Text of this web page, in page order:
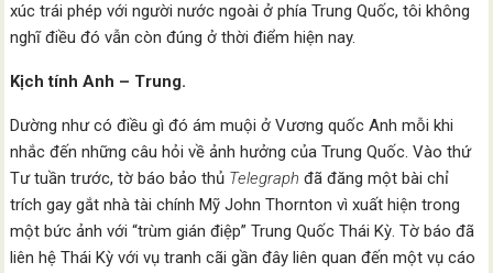
xúc trái phép với người nước ngoài ở phía Trung Quốc, tôi không
nghĩ điều đó vẫn còn đúng ở thời điểm hiện nay.
Kịch tính Anh – Trung.
Dường như có điều gì đó ám muội ở Vương quốc Anh mỗi khi
nhắc đến những câu hỏi về ảnh hưởng của Trung Quốc. Vào thứ
Tư tuần trước, tờ báo bảo thủ Telegraph đã đăng một bài chỉ
trích gay gắt nhà tài chính Mỹ John Thornton vì xuất hiện trong
một bức ảnh với “trùm gián điệp” Trung Quốc Thái Kỳ. Tờ báo đã
liên hệ Thái Kỳ với vụ tranh cãi gần đây liên quan đến một vụ cáo